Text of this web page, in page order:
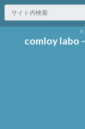
ス
comloy labo